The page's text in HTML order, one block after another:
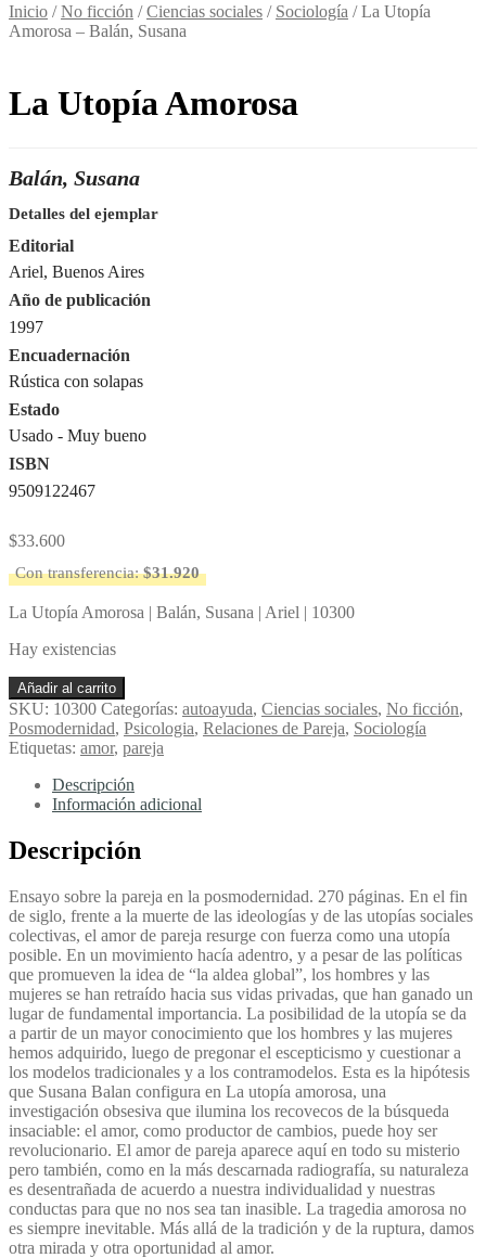
Inicio /No ficción /Ciencias sociales / Sociología /La Utopía
Amorosa – Balán, Susana
La Utopía Amorosa
Balán, Susana
Detalles del ejemplar
Editorial
Ariel, Buenos Aires
Año de publicación
1997
Encuadernación
Rústica con solapas
Estado
Usado - Muy bueno
ISBN
9509122467
$33.600
Con transferencia:$31.920
La Utopía Amorosa | Balán, Susana | Ariel | 10300
Hay existencias
La
Utopía
Amorosa
-
Balán,
Susana
cantidad
Añadir al carrito
SKU: 10300 Categorías: autoayuda, Ciencias sociales, No ficción,
Posmodernidad, Psicologia, Relaciones de Pareja, Sociología
Etiquetas: amor, pareja
Descripción
Información adicional
Descripción
Ensayo sobre la pareja en la posmodernidad. 270 páginas. En el fin
de siglo, frente a la muerte de las ideologías y de las utopías sociales
colectivas, el amor de pareja resurge con fuerza como una utopía
posible. En un movimiento hacía adentro, y a pesar de las políticas
que promueven la idea de “la aldea global”, los hombres y las
mujeres se han retraído hacia sus vidas privadas, que han ganado un
lugar de fundamental importancia. La posibilidad de la utopía se da
a partir de un mayor conocimiento que los hombres y las mujeres
hemos adquirido, luego de pregonar el escepticismo y cuestionar a
los modelos tradicionales y a los contramodelos. Esta es la hipótesis
que Susana Balan configura en La utopía amorosa, una
investigación obsesiva que ilumina los recovecos de la búsqueda
insaciable: el amor, como productor de cambios, puede hoy ser
revolucionario. El amor de pareja aparece aquí en todo su misterio
pero también, como en la más descarnada radiografía, su naturaleza
es desentrañada de acuerdo a nuestra individualidad y nuestras
conductas para que no nos sea tan inasible. La tragedia amorosa no
es siempre inevitable. Más allá de la tradición y de la ruptura, damos
otra mirada y otra oportunidad al amor.